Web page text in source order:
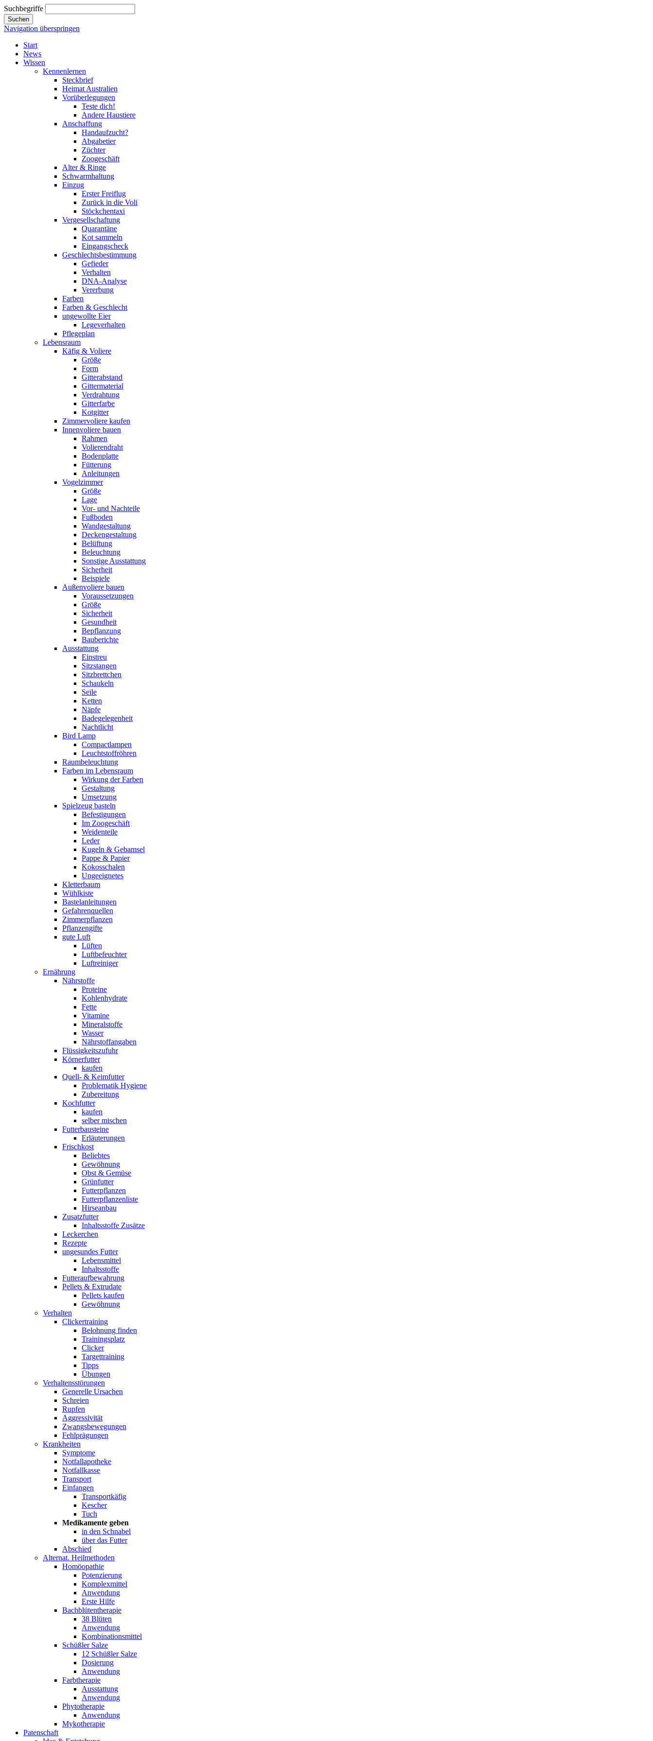
Suchbegriffe
Suchen
Navigation überspringen
Start
News
Wissen
Kennenlernen
Steckbrief
Heimat Australien
Vorüberlegungen
Teste dich!
Andere Haustiere
Anschaffung
Handaufzucht?
Abgabetier
Züchter
Zoogeschäft
Alter & Ringe
Schwarmhaltung
Einzug
Erster Freiflug
Zurück in die Voli
Stöckchentaxi
Vergesellschaftung
Quarantäne
Kot sammeln
Eingangscheck
Geschlechtsbestimmung
Gefieder
Verhalten
DNA-Analyse
Vererbung
Farben
Farben & Geschlecht
ungewollte Eier
Legeverhalten
Pflegeplan
Lebensraum
Käfig & Voliere
Größe
Form
Gitterabstand
Gittermaterial
Verdrahtung
Gitterfarbe
Kotgitter
Zimmervoliere kaufen
Innenvoliere bauen
Rahmen
Volierendraht
Bodenplatte
Fütterung
Anleitungen
Vogelzimmer
Größe
Lage
Vor- und Nachteile
Fußboden
Wandgestaltung
Deckengestaltung
Belüftung
Beleuchtung
Sonstige Ausstattung
Sicherheit
Beispiele
Außenvoliere bauen
Voraussetzungen
Größe
Sicherheit
Gesundheit
Bepflanzung
Bauberichte
Ausstattung
Einstreu
Sitzstangen
Sitzbrettchen
Schaukeln
Seile
Ketten
Näpfe
Badegelegenheit
Nachtlicht
Bird Lamp
Compactlampen
Leuchtstoffröhren
Raumbeleuchtung
Farben im Lebensraum
Wirkung der Farben
Gestaltung
Umsetzung
Spielzeug basteln
Befestigungen
Im Zoogeschäft
Weidenteile
Leder
Kugeln & Gebamsel
Pappe & Papier
Kokosschalen
Ungeeignetes
Kletterbaum
Wühlkiste
Bastelanleitungen
Gefahrenquellen
Zimmerpflanzen
Pflanzengifte
gute Luft
Lüften
Luftbefeuchter
Luftreiniger
Ernährung
Nährstoffe
Proteine
Kohlenhydrate
Fette
Vitamine
Mineralstoffe
Wasser
Nährstoffangaben
Flüssigkeitszufuhr
Körnerfutter
kaufen
Quell- & Keimfutter
Problematik Hygiene
Zubereitung
Kochfutter
kaufen
selber mischen
Futterbausteine
Erläuterungen
Frischkost
Beliebtes
Gewöhnung
Obst & Gemüse
Grünfutter
Futterpflanzen
Futterpflanzenliste
Hirseanbau
Zusatzfutter
Inhaltsstoffe Zusätze
Leckerchen
Rezepte
ungesundes Futter
Lebensmittel
Inhaltsstoffe
Futteraufbewahrung
Pellets & Extrudate
Pellets kaufen
Gewöhnung
Verhalten
Clickertraining
Belohnung finden
Trainingsplatz
Clicker
Targettraining
Tipps
Übungen
Verhaltensstörungen
Generelle Ursachen
Schreien
Rupfen
Aggressivität
Zwangsbewegungen
Fehlprägungen
Krankheiten
Symptome
Notfallapotheke
Notfallkasse
Transport
Einfangen
Transportkäfig
Kescher
Tuch
Medikamente geben
in den Schnabel
über das Futter
Abschied
Alternat. Heilmethoden
Homöopathie
Potenzierung
Komplexmittel
Anwendung
Erste Hilfe
Bachblütentherapie
38 Blüten
Anwendung
Kombinationsmittel
Schüßler Salze
12 Schüßler Salze
Dosierung
Anwendung
Farbtherapie
Ausstattung
Anwendung
Phytotherapie
Anwendung
Mykotherapie
Patenschaft